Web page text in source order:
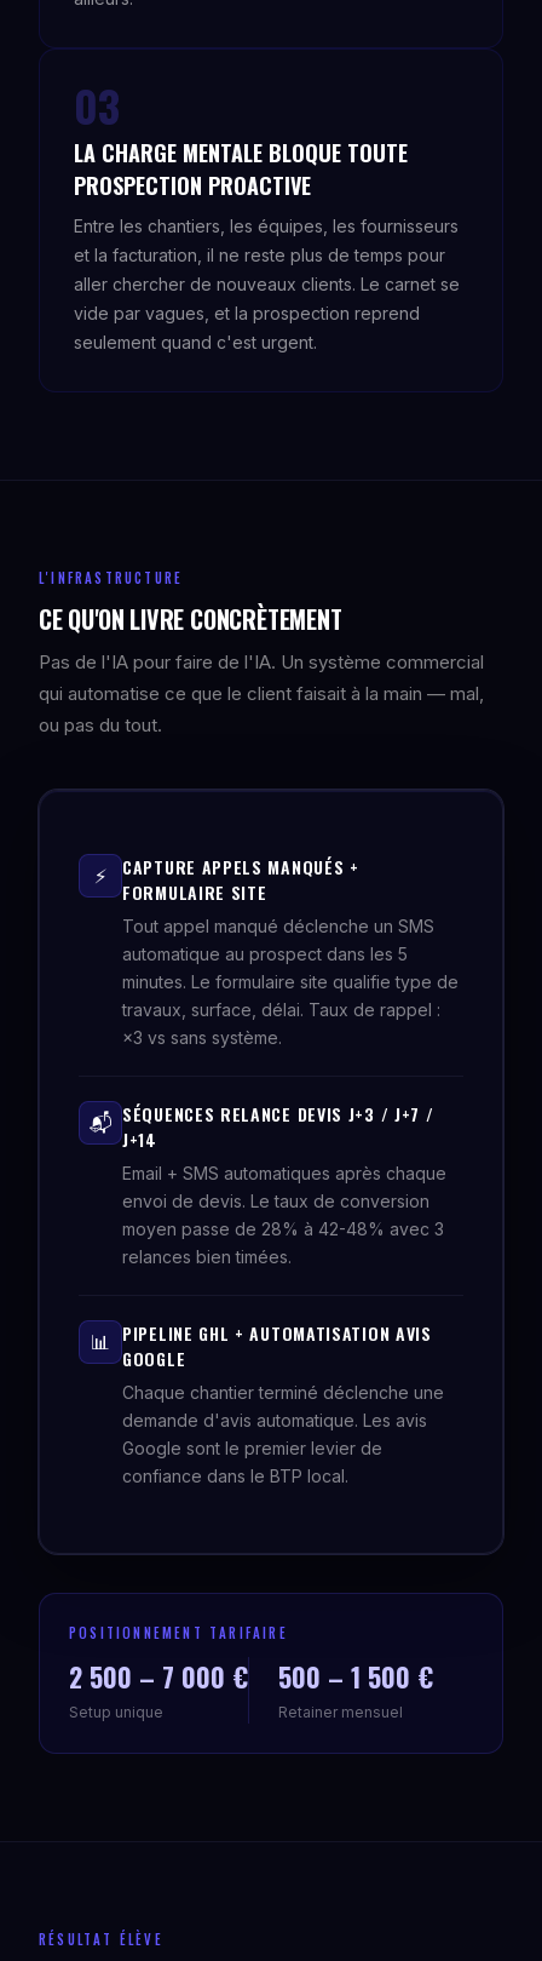
03
LA CHARGE MENTALE BLOQUE TOUTE
PROSPECTION PROACTIVE
Entre les chantiers, les équipes, les fournisseurs
et la facturation, il ne reste plus de temps pour
aller chercher de nouveaux clients. Le carnet se
vide par vagues, et la prospection reprend
seulement quand c'est urgent.
L'INFRASTRUCTURE
CE QU'ON LIVRE CONCRÈTEMENT
Pas de l'IA pour faire de l'IA. Un système commercial
qui automatise ce que le client faisait à la main — mal,
ou pas du tout.
⚡
CAPTURE APPELS MANQUÉS +
FORMULAIRE SITE
Tout appel manqué déclenche un SMS
automatique au prospect dans les 5
minutes. Le formulaire site qualifie type de
travaux, surface, délai. Taux de rappel :
×3 vs sans système.
📬 SÉQUENCES RELANCE DEVIS J+3 / J+7 /
J+14
Email + SMS automatiques après chaque
envoi de devis. Le taux de conversion
moyen passe de 28% à 42-48% avec 3
relances bien timées.
📊 PIPELINE GHL + AUTOMATISATION AVIS
GOOGLE
Chaque chantier terminé déclenche une
demande d'avis automatique. Les avis
Google sont le premier levier de
confiance dans le BTP local.
POSITIONNEMENT TARIFAIRE
2 500 – 7 000 €
Setup unique
500 – 1 500 €
Retainer mensuel
RÉSULTAT ÉLÈVE